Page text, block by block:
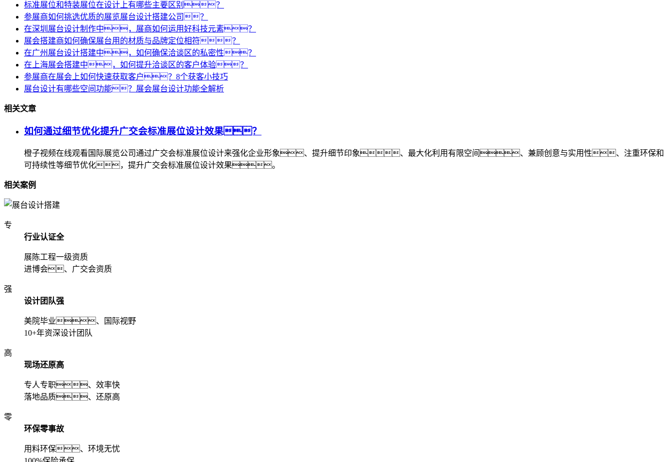
标准展位和特装展位在设计上有哪些主要区别？
参展商如何挑选优质的展览展台设计搭建公司？
在深圳展台设计制作中，展商如何运用好科技元素？
展会搭建商如何确保展台用的材质与品牌定位相符？
在广州展台设计搭建中，如何确保洽谈区的私密性？
在上海展会搭建中，如何提升洽谈区的客户体验？
参展商在展会上如何快速获取客户？8个获客小技巧
展台设计有哪些空间功能？展会展台设计功能全解析
相关文章
如何通过细节优化提升广交会标准展位设计效果？
橙子视频在线观看国际展览公司通过广交会标准展位设计来强化企业形象、提升细节印象、最大化利用有限空间、兼顾创意与实用性、注重环保和
可持续性等细节优化，提升广交会标准展位设计效果。
相关案例
专
行业认证全
展陈工程一级资质
进博会、广交会资质
强
设计团队强
美院毕业、国际视野
10+年资深设计团队
高
现场还原高
专人专职、效率快
落地品质、还原高
零
环保零事故
用料环保、环境无忧